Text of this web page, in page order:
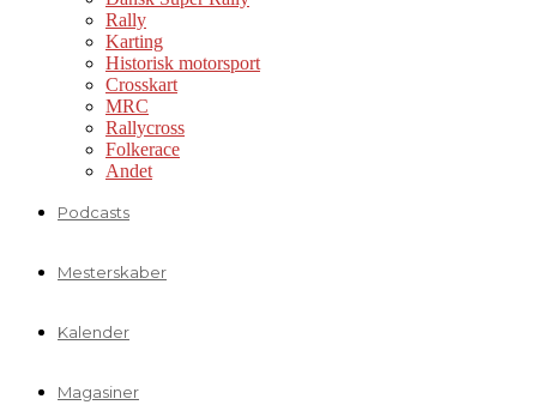
Rally
Karting
Historisk motorsport
Crosskart
MRC
Rallycross
Folkerace
Andet
Podcasts
Mesterskaber
Kalender
Magasiner